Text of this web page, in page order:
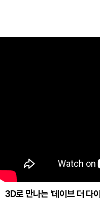
3D로 만나는 '데이브 더 다